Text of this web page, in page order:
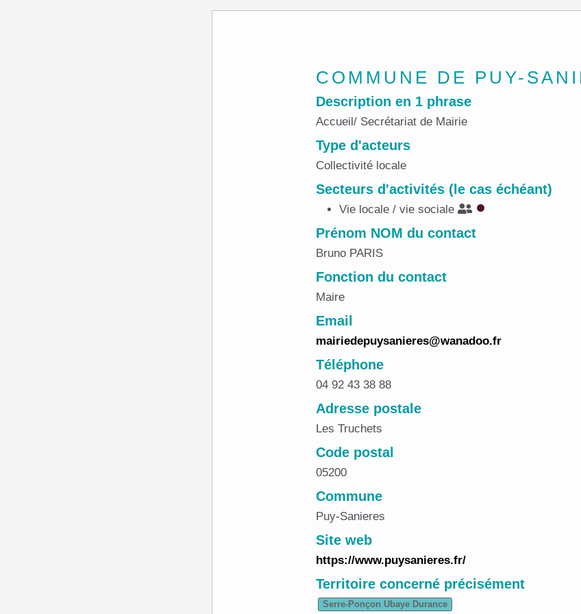
COMMUNE DE PUY-
Description en 1 phrase
Accueil/ Secrétariat de Mairie
Type d'acteurs
Collectivité locale
Secteurs d'activités (le cas échéant)
Vie locale / vie sociale
Prénom NOM du contact
Bruno PARIS
Fonction du contact
Maire
Email
mairiedepuysanieres@wanadoo.fr
Téléphone
04 92 43 38 88
Adresse postale
Les Truchets
Code postal
05200
Commune
Puy-Sanieres
Site web
https://www.puysanieres.fr/
Territoire concerné précisément
Serre-Ponçon Ubaye Durance